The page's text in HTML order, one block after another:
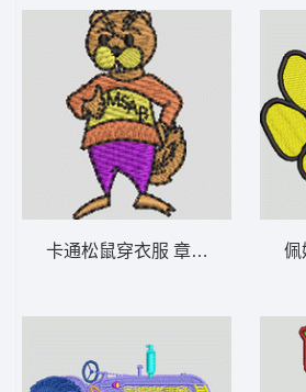
卡通松鼠穿衣服 章仔标志布贴徽
佩